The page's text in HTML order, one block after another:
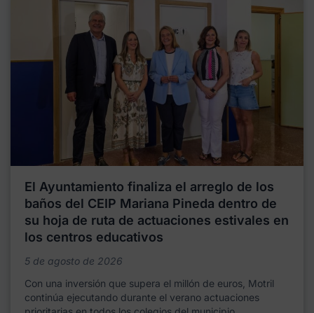
El Ayuntamiento finaliza el arreglo de los
baños del CEIP Mariana Pineda dentro de
su hoja de ruta de actuaciones estivales en
los centros educativos
5 de agosto de 2026
Con una inversión que supera el millón de euros, Motril
continúa ejecutando durante el verano actuaciones